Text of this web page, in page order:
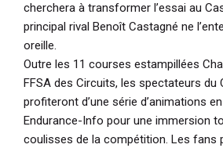
cherchera à transformer l’essai au
principal rival Benoît Castagné ne
oreille.
Outre les 11 courses estampillées
FFSA des Circuits, les spectateurs du
profiteront d’une série d’animations
Endurance-Info pour une immersion
coulisses de la compétition. Les fans